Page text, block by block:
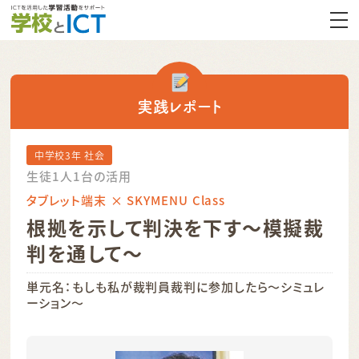
実践レポート
中学校3年 社会
生徒1人1台の活用
タブレット端末 × SKYMENU Class
根拠を示して判決を下す～模擬裁
判を通して～
単元名：もしも私が裁判員裁判に参加したら～シミュレ
ーション～